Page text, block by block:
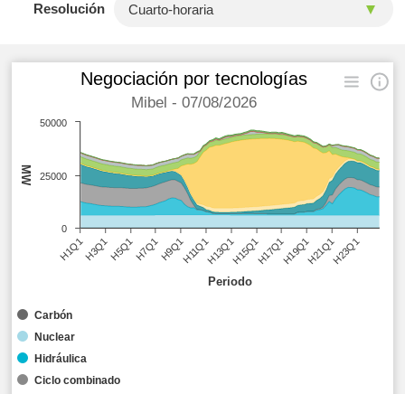
Resolución
Periodo
MW
Negociación por tecnologías
Mibel - 07/08/2026
Carbón
Nuclear
Hidráulica
Ciclo combinado
H1Q1H3Q1H5Q1H7Q1H9Q1H11Q1H13Q1H15Q1H17Q1H19Q1H21Q1H23Q1
0
50000
25000